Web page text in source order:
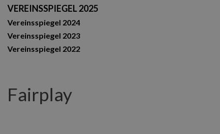
VEREINSSPIEGEL 2025
Vereinsspiegel 2024
Vereinsspiegel 2023
Vereinsspiegel 2022
Fairplay